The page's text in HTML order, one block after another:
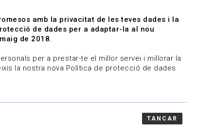
Contacte
amb la privacitat de les teves dades i la
de dades per a adaptar-la al nou
de 2018.
per a prestar-te el millor servei i millorar la
la nostra nova Política de protecció de dades
TANCAR